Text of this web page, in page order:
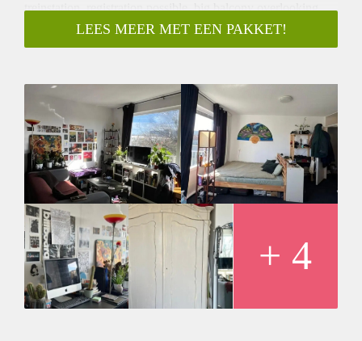
treinstation, registration possible, big balcony overlooking
community garden. Video's of the studio available upon
request (not YouTube). Viewings by appointment from
LEES MEER MET EEN PAKKET!
+ 4